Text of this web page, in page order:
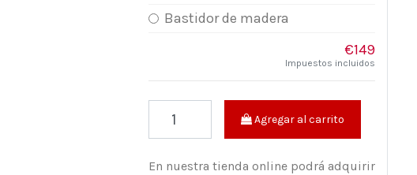
Bastidor de madera
€149
Impuestos incluidos
Agregar al carrito
En nuestra tienda online podrá adquirir